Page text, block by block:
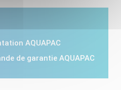
AQUAPAC
de garantie AQUAPAC